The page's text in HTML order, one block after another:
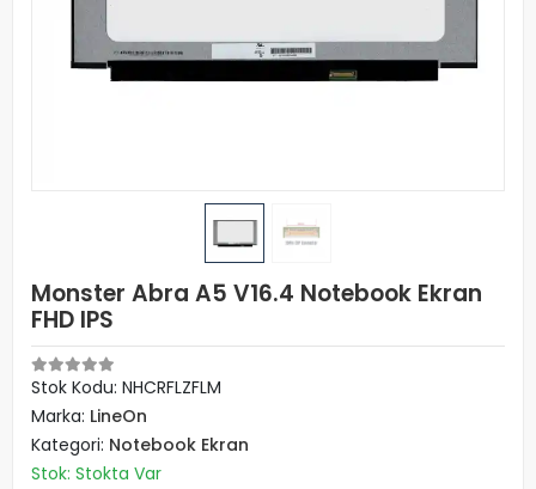
Monster Abra A5 V16.4 Notebook Ekran
FHD IPS
Stok Kodu: NHCRFLZFLM
Marka: LineOn
Kategori: Notebook Ekran
Stok: Stokta Var